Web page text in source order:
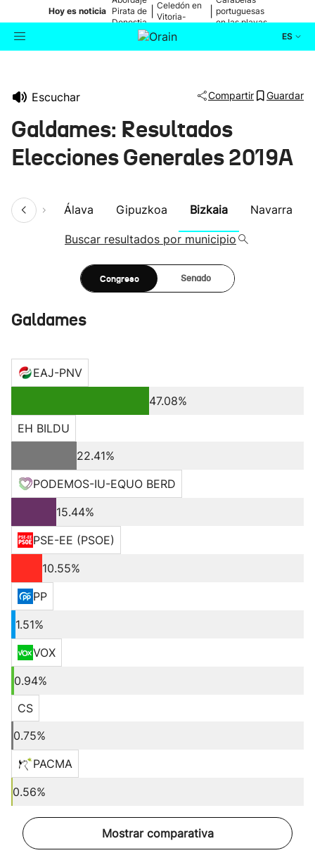
Hoy es noticia Pirata de
Donostia
Celedón en
Vitoria-
portuguesas
en las playas
ES
Escuchar Compartir Guardar
Galdames: Resultados
Elecciones Generales 2019A
Álava Gipuzkoa Bizkaia Navarra
Buscar resultados por municipio
Congreso Senado
Galdames
EAJ-PNV
47.08%
EH BILDU
22.41%
PODEMOS-IU-EQUO BERD
15.44%
PSE-EE (PSOE)
10.55%
PP
1.51%
VOX
0.94%
CS
0.75%
PACMA
0.56%
Mostrar comparativa